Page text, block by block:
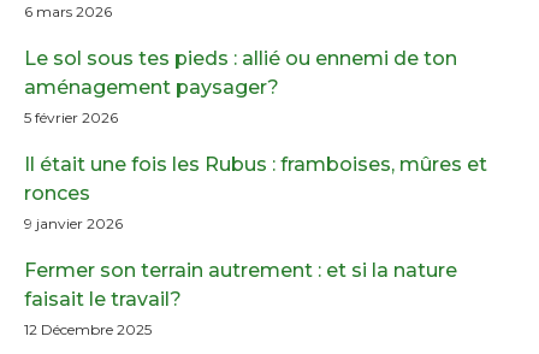
6 mars 2026
Le sol sous tes pieds : allié ou ennemi de ton
aménagement paysager?
5 février 2026
Il était une fois les Rubus : framboises, mûres et
ronces
9 janvier 2026
Fermer son terrain autrement : et si la nature
faisait le travail?
12 Décembre 2025